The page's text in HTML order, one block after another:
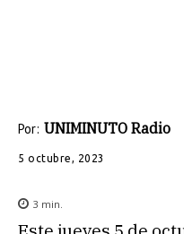
Por: UNIMINUTO Radio
5 octubre, 2023
3 min.